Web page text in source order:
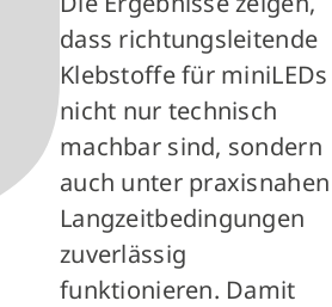
dass richtungsleitende
Klebstoffe für miniLEDs
nicht nur technisch
machbar sind, sondern
auch unter praxisnahen
Langzeitbedingungen
zuverlässig
funktionieren. Damit